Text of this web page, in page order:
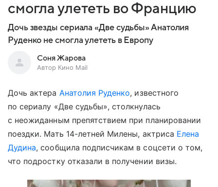
смогла улететь во Францию
Дочь звезды сериала «Две судьбы» Анатолия
Руденко не смогла улететь в Европу
Соня Жарова
Автор Кино Mail
Дочь актера Анатолия Руденко, известного
по сериалу «Две судьбы», столкнулась
с неожиданным препятствием при планировании
поездки. Мать 14-летней Милены, актриса Елена
Дудина, сообщила подписчикам в соцсети о том,
что подростку отказали в получении визы.